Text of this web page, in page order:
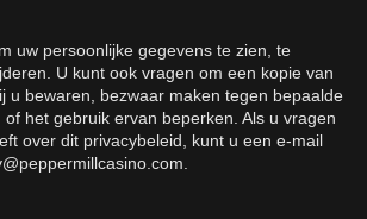
uw persoonlijke gegevens te zien, te
U kunt ook vragen om een kopie van
u bewaren, bezwaar maken tegen bepaalde
het gebruik ervan beperken. Als u vragen
over dit privacybeleid, kunt u een e-mail